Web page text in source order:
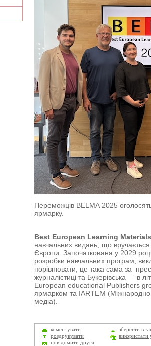
Переможців BELMA 2025
ярмарку.
Best European Learning
навчальних видань, що вручається
Європи. Започаткована у 2029
розробки навчальних програм,
порівнювати, це така сама за
журналістиці та Букерівська — в
European educational Publishers
ярмарком та IARTEM (Міжнародною
медіа).
коментувати
зберегти в
роздрукувати
повідомити друга